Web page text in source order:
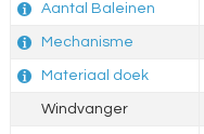
Aantal Baleinen
Mechanisme
Materiaal doek
Windvanger